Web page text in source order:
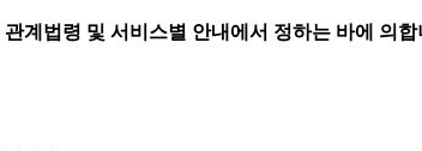
계법령 및 서비스별 안내에서 정하는 바에 의합